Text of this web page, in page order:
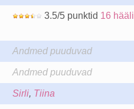
3.5/5 punktid 16 hääli
Andmed puuduvad
Andmed puuduvad
Sirli, Tiina